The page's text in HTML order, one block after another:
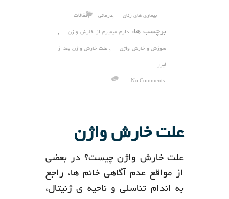
بیماری های زنان ,درمانی ,مقالات
برچسب ها: دارم میمیرم از خارش واژن ,
سوزش و خارش واژن , علت خارش واژن بعد از
لیزر
No Comments
علت خارش واژن
علت خارش واژن چیست؟ در بعضی
از مواقع عدم آگاهی خانم ها، راجع
به اندام تناسلی و ناحیه ی ژنیتال،